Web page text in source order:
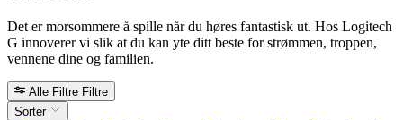
Det er morsommere å spille når du høres fantastisk ut. Hos Logitech
G innoverer vi slik at du kan yte ditt beste for strømmen, troppen,
vennene dine og familien.
Alle Filtre Filtre
Sorter